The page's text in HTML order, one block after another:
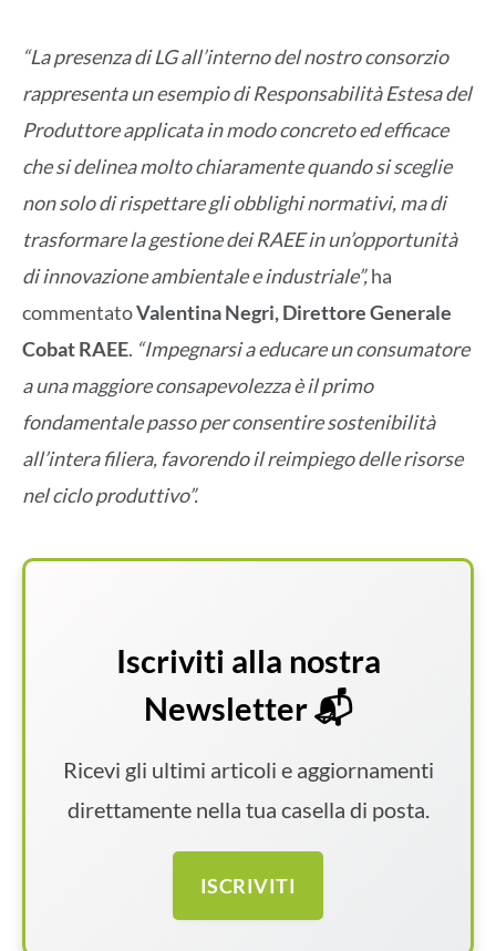
“La presenza di LG all’interno del nostro consorzio
rappresenta un esempio di Responsabilità Estesa del
Produttore applicata in modo concreto ed efficace
che si delinea molto chiaramente quando si sceglie
non solo di rispettare gli obblighi normativi, ma di
trasformare la gestione dei RAEE in un’opportunità
di innovazione ambientale e industriale”,ha
commentatoValentina Negri, Direttore Generale
Cobat RAEE. “Impegnarsi a educare un consumatore
a una maggiore consapevolezza è il primo
fondamentale passo per consentire sostenibilità
all’intera filiera, favorendo il reimpiego delle risorse
nel ciclo produttivo”.
Iscriviti alla nostra
Newsletter 📬
Ricevi gli ultimi articoli e aggiornamenti
direttamente nella tua casella di posta.
ISCRIVITI